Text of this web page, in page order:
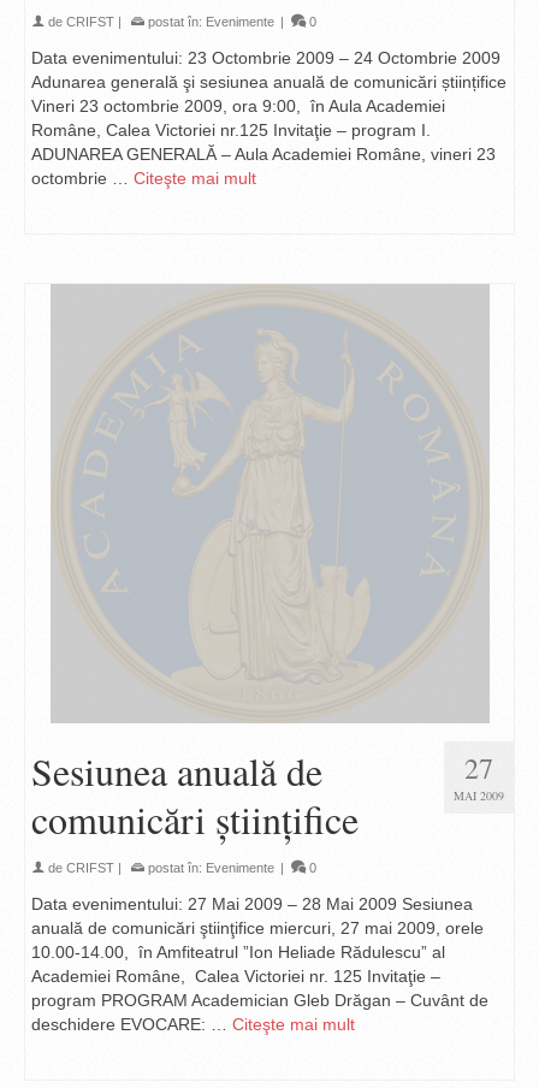
de CRIFST | postat în: Evenimente | 0
Data evenimentului: 23 Octombrie 2009 – 24 Octombrie 2009
Adunarea generală şi sesiunea anuală de comunicări științifice
Vineri 23 octombrie 2009, ora 9:00, în Aula Academiei
Române, Calea Victoriei nr.125 Invitaţie – program I.
ADUNAREA GENERALĂ – Aula Academiei Române, vineri 23
octombrie … Citeşte mai mult
27
MAI 2009
Sesiunea anuală de
comunicări ştiinţifice
de CRIFST | postat în: Evenimente | 0
Data evenimentului: 27 Mai 2009 – 28 Mai 2009 Sesiunea
anuală de comunicări ştiinţifice miercuri, 27 mai 2009, orele
10.00-14.00, în Amfiteatrul ”Ion Heliade Rădulescu” al
Academiei Române, Calea Victoriei nr. 125 Invitaţie –
program PROGRAM Academician Gleb Drăgan – Cuvânt de
deschidere EVOCARE: … Citeşte mai mult